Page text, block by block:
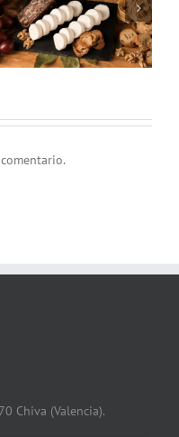
Montaditos con
langostinos y
guacamole
Chiva (Valencia).